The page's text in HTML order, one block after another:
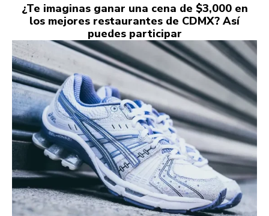
¿Te imaginas ganar una cena de $3,000 en
los mejores restaurantes de CDMX? Así
puedes participar